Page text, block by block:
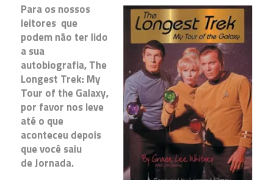
Para os nossos
leitores que
podem não ter lido
a sua
autobiografia, The
Longest Trek: My
Tour of the Galaxy,
por favor nos leve
até o que
aconteceu depois
que você saiu
de Jornada.